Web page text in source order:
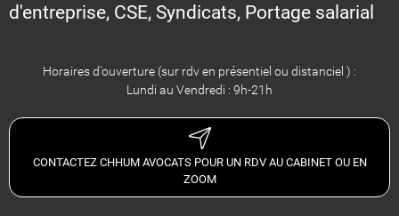
d'entreprise, CSE, Syndicats, Portage salarial
Horaires d'ouverture (sur rdv en présentiel ou distanciel ) :
Lundi au Vendredi : 9h-21h
CONTACTEZ CHHUM AVOCATS POUR UN RDV AU CABINET OU EN
ZOOM